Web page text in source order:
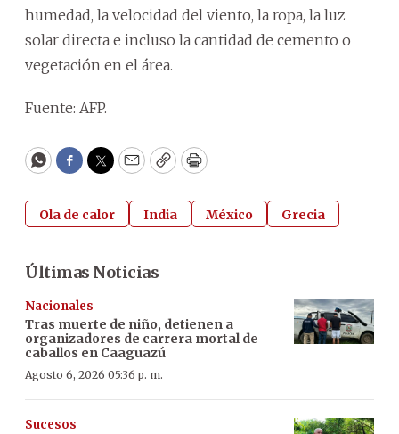
humedad, la velocidad del viento, la ropa, la luz
solar directa e incluso la cantidad de cemento o
vegetación en el área.
Fuente: AFP.
WhatsApp
Facebook
Twitter
EmailCopyPrint
Ola de calor India México Grecia
Últimas Noticias
Nacionales
Tras muerte de niño, detienen a
organizadores de carrera mortal de
caballos en Caaguazú
Agosto 6, 2026 05:36 p. m.
Sucesos